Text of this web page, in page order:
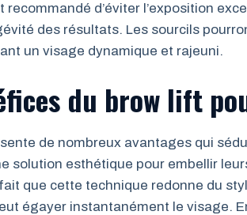
recommandé d’éviter l’exposition
des résultats. Les sourcils
un visage dynamique et rajeuni.
du brow lift
de nombreux avantages qui
solution esthétique pour embellir
que cette technique redonne du
égayer instantanément le visage.